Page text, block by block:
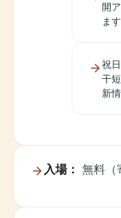
開
ます
祝
干
新
入場： 無料（